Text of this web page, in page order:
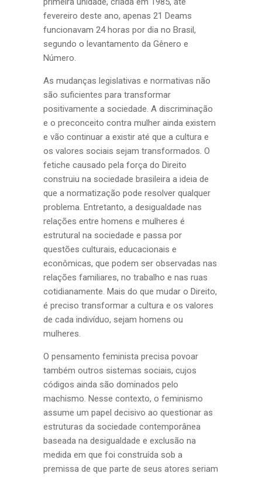
fevereiro deste ano, apenas 21 Deams
funcionavam 24 horas por dia no Brasil,
segundo o levantamento da Gênero e
Número.
As mudanças legislativas e normativas não
são suficientes para transformar
positivamente a sociedade. A discriminação
e o preconceito contra mulher ainda existem
e vão continuar a existir até que a cultura e
os valores sociais sejam transformados. O
fetiche causado pela força do Direito
construiu na sociedade brasileira a ideia de
que a normatização pode resolver qualquer
problema. Entretanto, a desigualdade nas
relações entre homens e mulheres é
estrutural na sociedade e passa por
questões culturais, educacionais e
econômicas, que podem ser observadas nas
relações familiares, no trabalho e nas ruas
cotidianamente. Mais do que mudar o Direito,
é preciso transformar a cultura e os valores
de cada indivíduo, sejam homens ou
mulheres.
O pensamento feminista precisa povoar
também outros sistemas sociais, cujos
códigos ainda são dominados pelo
machismo. Nesse contexto, o feminismo
assume um papel decisivo ao questionar as
estruturas da sociedade contemporânea
baseada na desigualdade e exclusão na
medida em que foi construída sob a
premissa de que parte de seus atores seriam